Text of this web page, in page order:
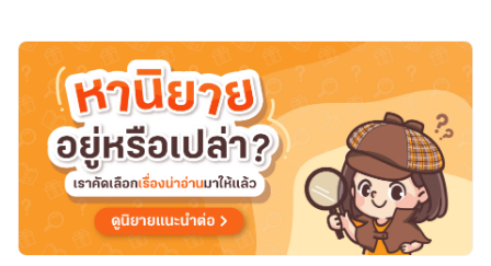
ทั้งที
ทำไม
ต้อง
เป็น
แมว